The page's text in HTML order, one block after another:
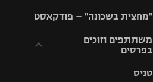
"מחצית בשכונה" – פודקאסט
משתתפים וזוכים
בפרסים
טניס